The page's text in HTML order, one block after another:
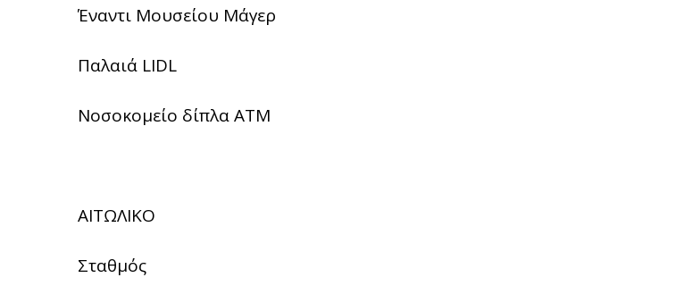
Έναντι Μουσείου Μάγερ
Παλαιά LIDL
Νοσοκομείο δίπλα ΑΤΜ
ΑΙΤΩΛΙΚΟ
Σταθμός